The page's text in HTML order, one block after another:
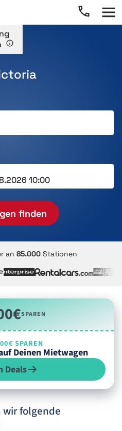
finden
an 85.000 Stationen
SPAREN
SPAREN
Deinen Mietwagen
Deals
folgende